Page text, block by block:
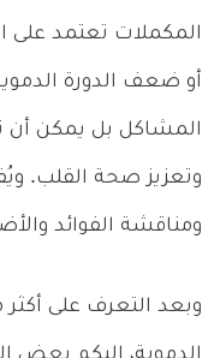
المكملات تعتمد على
أو ضعف الدورة
المشاكل بل يمكن
وتعزيز صحة القلب.
ومناقشة الفوائد
وبعد التعرف على